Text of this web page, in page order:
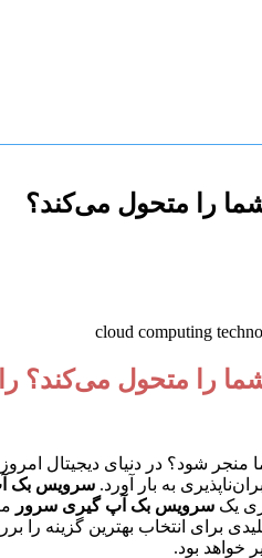
را متحول می‌کند؟
را متحول می‌کند؟
منجر شود؟ در دنیای دیجیتال
به بار آورد. سرویس بک
یک سرویس بک آپ گیری سرور
برای انتخاب بهترین گزینه
خواهد بود.